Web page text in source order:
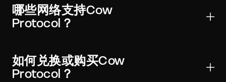
产。它受到主要钱包和交易所的广泛支持，可以全球发
送并进行链上验证。
哪些网络支持Cow
Protocol？
件中选择正确的网络（以及适用的合约）以避免资金损
失。
如何兑换或购买Cow
Protocol？